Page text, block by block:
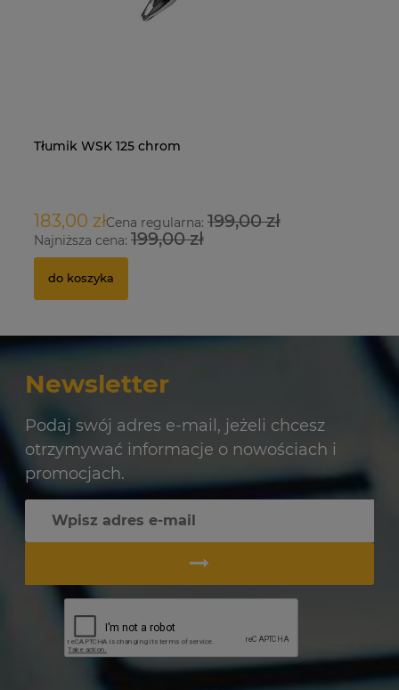
Tłumik WSK 125 chrom
183,00 złCena regularna: 199,00 zł
Najniższa cena: 199,00 zł
do koszyka
Newsletter
Podaj swój adres e-mail, jeżeli chcesz
otrzymywać informacje o nowościach i
promocjach.